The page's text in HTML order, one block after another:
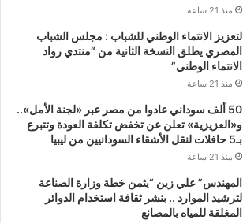
منذ 21 ساعة
لتعزيز الانتماء الوطني للشباب : مجلس الشباب
المصري يطلق النسخة الثانية من “منتدي رواد
الانتماء الوطني”
منذ 21 ساعة
50 ألف سوداني عادوا من مصر عبر «لجنة الأمل»..
و«العزيزية» تعلن عن تخفض تكلفة العودة وتتبرع
بـ5 حافلات لنقل الأشقاء السودانيين من ليبيا
منذ 21 ساعة
المهندس” علي زين “يثمن خطة وزارة الصناعة
لترشيد الموارد .. بنشر ثقافة استخدام الدوائر
المغلقة للمياه بالمصانع